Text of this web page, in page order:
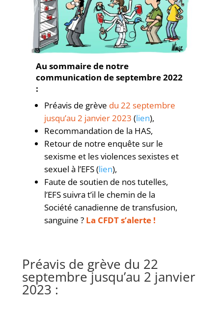
Au sommaire de notre
communication de septembre 2022
:
Préavis de grève du 22 septembre
jusqu’au 2 janvier 2023 (lien),
Recommandation de la HAS,
Retour de notre enquête sur le
sexisme et les violences sexistes et
sexuel à l’EFS (lien),
Faute de soutien de nos tutelles,
l’EFS suivra t’il le chemin de la
Société canadienne de transfusion,
sanguine ? La CFDT s’alerte !
Préavis de grève du 22
septembre jusqu’au 2 janvier
2023 :